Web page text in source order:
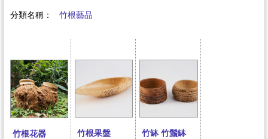
分類名稱： 竹根藝品
竹根花器
竹根果盤
竹缽 竹鬚缽